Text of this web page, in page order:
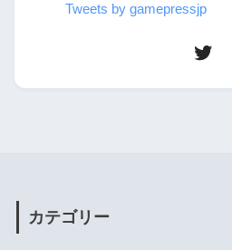
Tweets by gamepressjp
カテゴリー